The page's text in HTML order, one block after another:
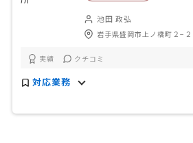
池田 政弘
岩手県盛岡市上ノ橋町２−２
実績 クチコミ
対応業務